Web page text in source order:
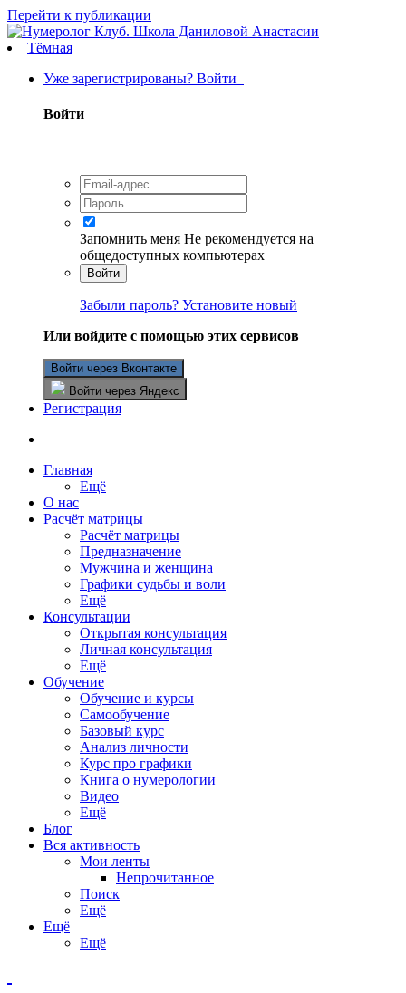
Перейти к публикации
Тёмная
Уже зарегистрированы? Войти
Войти
Запомнить меня Не рекомендуется на
общедоступных компьютерах
Войти
Забыли пароль? Установите новый
Или войдите с помощью этих сервисов
Войти через Вконтакте
Войти через Яндекс
Регистрация
Главная
Ещё
О нас
Расчёт матрицы
Расчёт матрицы
Предназначение
Мужчина и женщина
Графики судьбы и воли
Ещё
Консультации
Открытая консультация
Личная консультация
Ещё
Обучение
Обучение и курсы
Самообучение
Базовый курс
Анализ личности
Курс про графики
Книга о нумерологии
Видео
Ещё
Блог
Вся активность
Мои ленты
Непрочитанное
Поиск
Ещё
Ещё
Ещё